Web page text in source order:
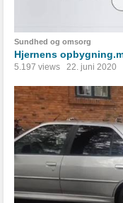
Sundhed og omsorg
Hjernens
5.197 views 22. juni 2020